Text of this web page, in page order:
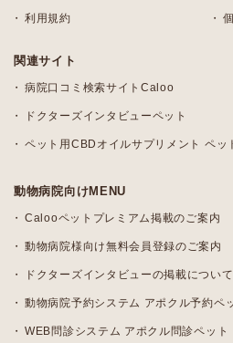
利用規約
関連サイト
病院口コミ検索サイトCaloo
ドクターズインタビューペット
ペット用CBDオイルサプリメント ペッ
動物病院向けMENU
Calooペットプレミアム掲載のご案内
動物病院様向け無料会員登録のご案内
ドクターズインタビューの掲載について
動物病院予約システム アポクル予約ペ
WEB問診システム アポクル問診ペット